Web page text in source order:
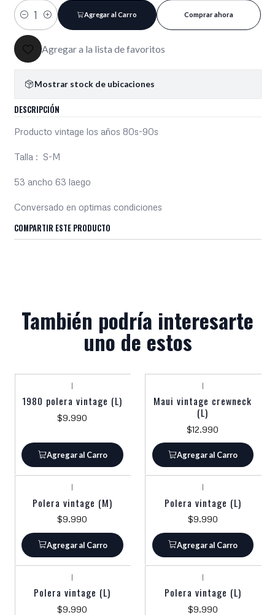
Cantidad
Agregar al Carro Comprar ahora
Agregar a la lista de favoritos
Mostrar stock de ubicaciones
DESCRIPCIÓN
Producto vintage los años 80s-90s
Talla : S-M
53 ancho 63 laego
Conversado en optimas condiciones
COMPARTIR ESTE PRODUCTO
También podría interesarte
uno de estos
|
1980 polera vintage (L)
$9.990
Agregar al Carro
|
Maui vintage crewneck
(L)
$12.990
Agregar al Carro
|
Polera vintage (M)
$9.990
Agregar al Carro
|
Polera vintage (L)
$9.990
Agregar al Carro
|
Polera vintage (L)
$9.990
|
Polera vintage (L)
$9.990